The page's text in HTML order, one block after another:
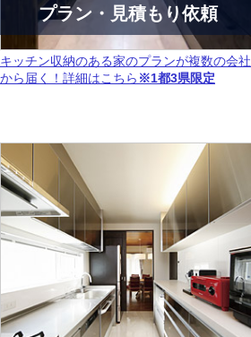
プラン・見積もり依頼
キッチン収納のある家のプランが複数の会社
から届く！詳細はこちら ※1都3県限定